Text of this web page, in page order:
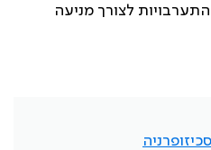
לצורך מניעה
סכיזופרניה